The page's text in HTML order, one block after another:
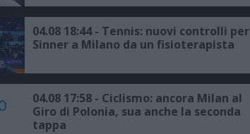
04.08 18:44 - Tennis: nuovi controlli per
Sinner a Milano da un fisioterapista
04.08 17:58 - Ciclismo: ancora Milan al
Giro di Polonia, sua anche la seconda
tappa